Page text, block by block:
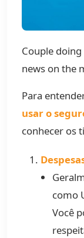
Couple
news on the
Para
usar o
conhecer os
como
Você